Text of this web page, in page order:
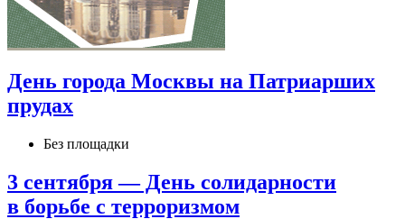
День города Москвы на Патриарших
прудах
Без площадки
3 сентября — День солидарности
в борьбе с терроризмом